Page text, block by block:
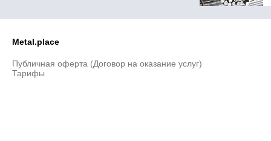
Metal.place
Публичная оферта (Договор на оказание услуг)
Тарифы